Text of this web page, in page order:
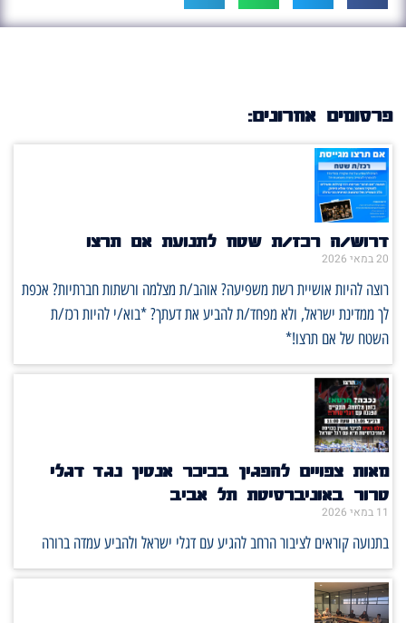
פרסומים אחרונים:
דרוש/ה רכז/ת שטח לתנועת אם תרצו
20 במאי 2026
רוצה להיות אושיית רשת משפיעה? אוהב/ת מצלמה ורשתות חברתיות? אכפת
לך ממדינת ישראל, ולא מפחד/ת להביע את דעתך? *בוא/י להיות רכז/ת
השטח של אם תרצו!*
מאות צפויים להפגין בכיכר אנטין נגד דגלי
טרור באוניברסיטת תל אביב
11 במאי 2026
בתנועה קוראים לציבור הרחב להגיע עם דגלי ישראל ולהביע עמדה ברורה